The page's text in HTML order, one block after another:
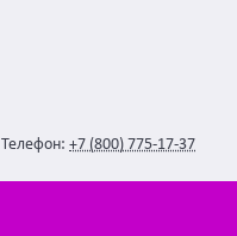
Телефон: +7 (800) 775-17-37